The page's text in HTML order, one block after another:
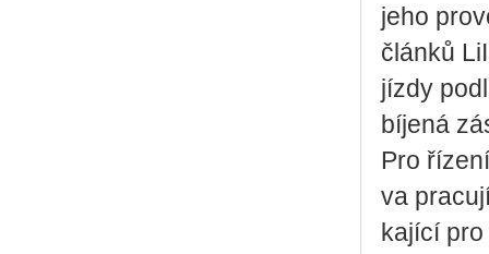
jeho
člán­ků
jízdy
bí­je­ná
Pro
va
ka­jí­cí